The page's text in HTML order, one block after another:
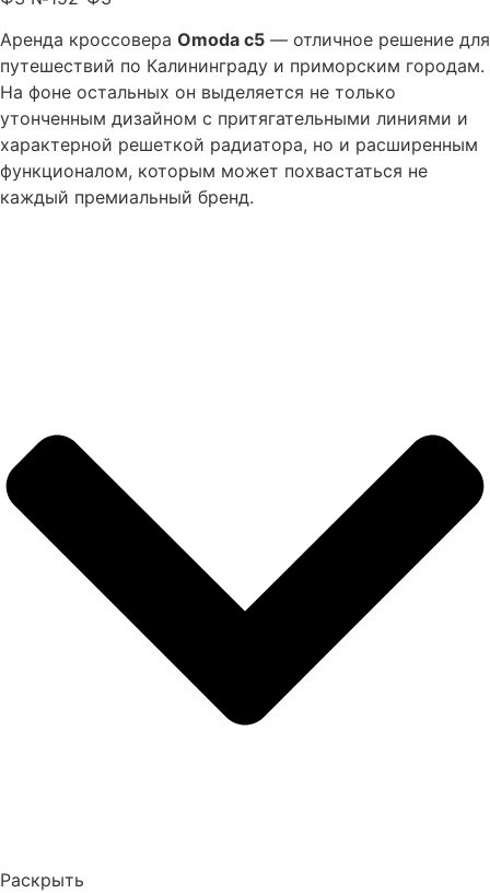
Аренда кроссовера Omoda c5 — отличное решение для
путешествий по Калининграду и приморским городам.
На фоне остальных он выделяется не только
утонченным дизайном с притягательными линиями и
характерной решеткой радиатора, но и расширенным
функционалом, которым может похвастаться не
каждый премиальный бренд.
Раскрыть